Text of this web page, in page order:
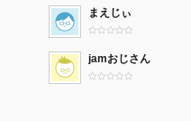
まえじぃ
jamおじさん